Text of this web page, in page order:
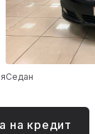
Седан
на кредит